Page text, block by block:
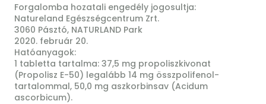
Forgalomba hozatali engedély jogosultja:
Natureland Egészségcentrum Zrt.
3060 Pásztó, NATURLAND Park
2020. február 20.
Hatóanyagok:
1 tabletta tartalma: 37,5 mg propoliszkivonat
(Propolisz E-50) legalább 14 mg összpolifenol-
tartalommal, 50,0 mg aszkorbinsav (Acidum
ascorbicum).